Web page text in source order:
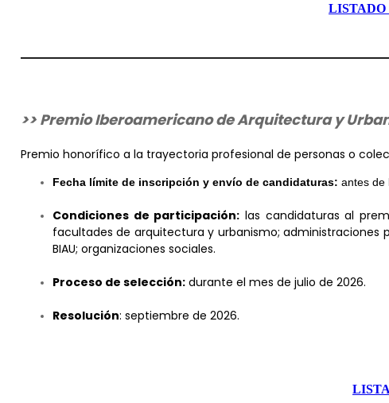
LISTADO
>> Premio Iberoamericano de Arquitectura y
Premio honorífico a la trayectoria profesional de personas o
Fecha límite de inscripción y envío de candidaturas: antes de
Condiciones de participación: las candidaturas al
facultades de arquitectura y urbanismo; administraciones
BIAU; organizaciones sociales.
Proceso de selección: durante el mes de julio de 2026.
Resolución: septiembre de 2026.